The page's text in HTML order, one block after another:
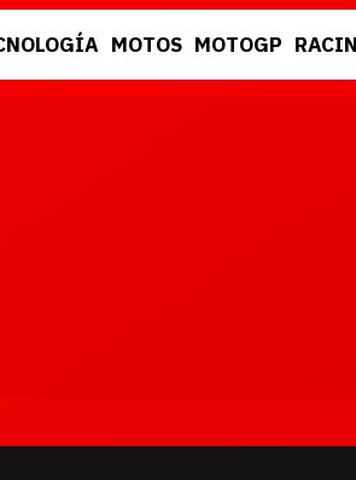
MOTOS MOTOGP